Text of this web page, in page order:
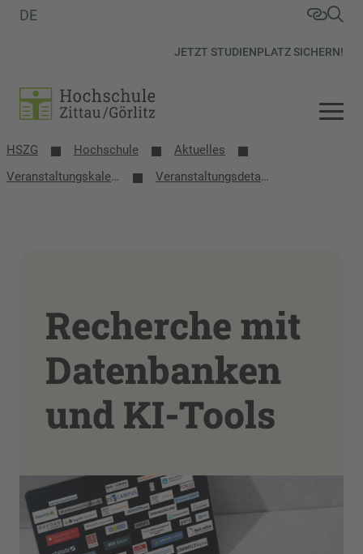
JETZT STUDIENPLATZ SICHERN!
DE
HSZG Hochschule
Aktuelles
Veranstaltungs­kalender
Veranstaltungsdetails
Recherche mit
Datenbanken
und KI-Tools